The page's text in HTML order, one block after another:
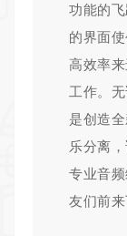
功能的
的界面
高效率
工作。
是创造
乐分离
专业音
友们前